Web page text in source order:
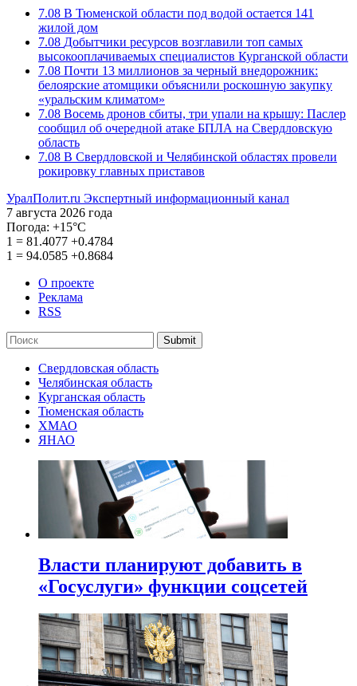
7.08 В Тюменской области под водой остается 141
жилой дом
7.08 Добытчики ресурсов возглавили топ самых
высокооплачиваемых специалистов Курганской области
7.08 Почти 13 миллионов за черный внедорожник:
белоярские атомщики объяснили роскошную закупку
«уральским климатом»
7.08 Восемь дронов сбиты, три упали на крышу: Паслер
сообщил об очередной атаке БПЛА на Свердловскую
область
7.08 В Свердловской и Челябинской областях провели
рокировку главных приставов
УралПолит.ru Экспертный информационный канал
7 августа 2026 года
Погода: +15°С
1 = 81.4077 +0.4784
1 = 94.0585 +0.8684
О проекте
Реклама
RSS
Submit
Свердловская область
Челябинская область
Курганская область
Тюменская область
ХМАО
ЯНАО
Власти планируют добавить в
«Госуслуги» функции соцсетей